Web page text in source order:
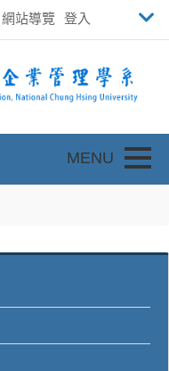
網站導覽 登入